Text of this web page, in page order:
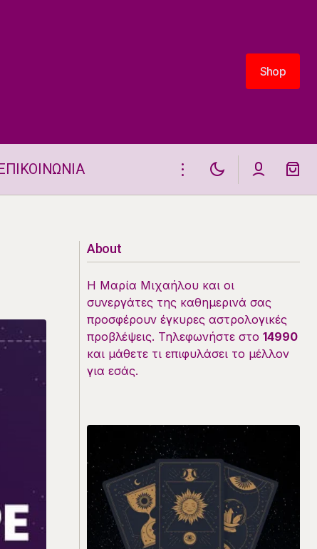
Shop
Shop
About
Η Μαρία Μιχαήλου και οι
συνεργάτες της καθημερινά σας
προσφέρουν έγκυρες αστρολογικές
προβλέψεις. Τηλεφωνήστε στο 14990
και μάθετε τι επιφυλάσει το μέλλον
για εσάς.